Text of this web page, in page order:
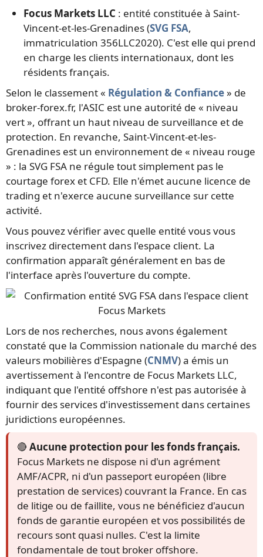
Focus Markets LLC : entité constituée à Saint-
Vincent-et-les-Grenadines (SVG FSA,
immatriculation 356LLC2020). C'est elle qui prend
en charge les clients internationaux, dont les
résidents français.
Selon le classement « Régulation & Confiance» de
broker-forex.fr, l'ASIC est une autorité de « niveau
vert », offrant un haut niveau de surveillance et de
protection. En revanche, Saint-Vincent-et-les-
Grenadines est un environnement de « niveau rouge
» : la SVG FSA ne régule tout simplement pas le
courtage forex et CFD. Elle n'émet aucune licence de
trading et n'exerce aucune surveillance sur cette
activité.
Vous pouvez vérifier avec quelle entité vous vous
inscrivez directement dans l'espace client. La
confirmation apparaît généralement en bas de
l'interface après l'ouverture du compte.
Lors de nos recherches, nous avons également
constaté que la Commission nationale du marché des
valeurs mobilières d'Espagne (CNMV) a émis un
avertissement à l'encontre de Focus Markets LLC,
indiquant que l'entité offshore n'est pas autorisée à
fournir des services d'investissement dans certaines
juridictions européennes.
🔴 Aucune protection pour les fonds français.
Focus Markets ne dispose ni d'un agrément
AMF/ACPR, ni d'un passeport européen (libre
prestation de services) couvrant la France. En cas
de litige ou de faillite, vous ne bénéficiez d'aucun
fonds de garantie européen et vos possibilités de
recours sont quasi nulles. C'est la limite
fondamentale de tout broker offshore.